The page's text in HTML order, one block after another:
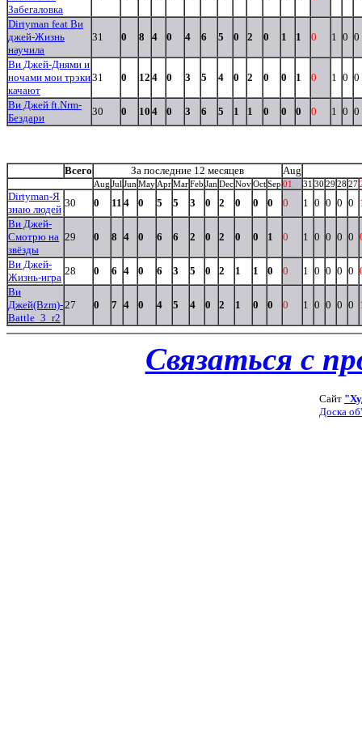
Забегаловка
Dirtyman feat Ви
джей-Жизнь
научила
31 0 8 4 0 4 6 5 0 2 0 1 1 0 1 0 0
Ви Джей-Днями и
ночами мои трэки
качают
31 0 12 4 0 3 5 4 0 2 0 0 1 0 1 0 0
Ви Джей ft.Nrm-
Бездари
30 0 10 4 0 3 6 5 1 1 0 0 0 0 1 0 0
Всего За последние 12 месяцев Aug
Aug Jul Jun May AprMarFeb Jan DecNovOctSep 01 31 30 29 28 27
Dirtyman-Я
знаю людей
30 0 11 4 0 5 5 3 0 2 0 0 0 0 1 0 0 0 0
Ви Джей-
Смотрю на
звёзды
29 0 8 4 0 6 6 2 0 2 0 0 1 0 1 0 0 0 0
Ви Джей-
Жизнь-игра
28 0 6 4 0 6 3 5 0 2 1 1 0 0 1 0 0 0 0
Ви
Джей(Bzm)-
Battle_3_r2
27 0 7 4 0 4 5 4 0 2 1 0 0 0 1 0 0 0 0
Связаться с
Сайт
Доска